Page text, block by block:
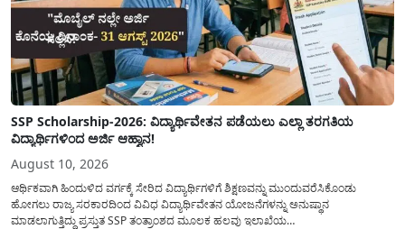
SSP Scholarship-2026: ವಿದ್ಯಾರ್ಥಿವೇತನ ಪಡೆಯಲು ಎಲ್ಲಾ ತರಗತಿಯ
ವಿದ್ಯಾರ್ಥಿಗಳಿಂದ ಅರ್ಜಿ ಆಹ್ವಾನ!
August 10, 2026
ಆರ್ಥಿಕವಾಗಿ ಹಿಂದುಳಿದ ವರ್ಗಕ್ಕೆ ಸೇರಿದ ವಿದ್ಯಾರ್ಥಿಗಳಿಗೆ ಶಿಕ್ಷಣವನ್ನು ಮುಂದುವರೆಸಿಕೊಂಡು
ಹೋಗಲು ರಾಜ್ಯ ಸರಕಾರದಿಂದ ವಿವಿಧ ವಿದ್ಯಾರ್ಥಿವೇತನ ಯೋಜನೆಗಳನ್ನು ಅನುಷ್ಥಾನ
ಮಾಡಲಾಗುತ್ತಿದ್ದು ಪ್ರಸ್ತುತ SSP ತಂತ್ರಾಂಶದ ಮೂಲಕ ಹಲವು ಇಲಾಖೆಯ